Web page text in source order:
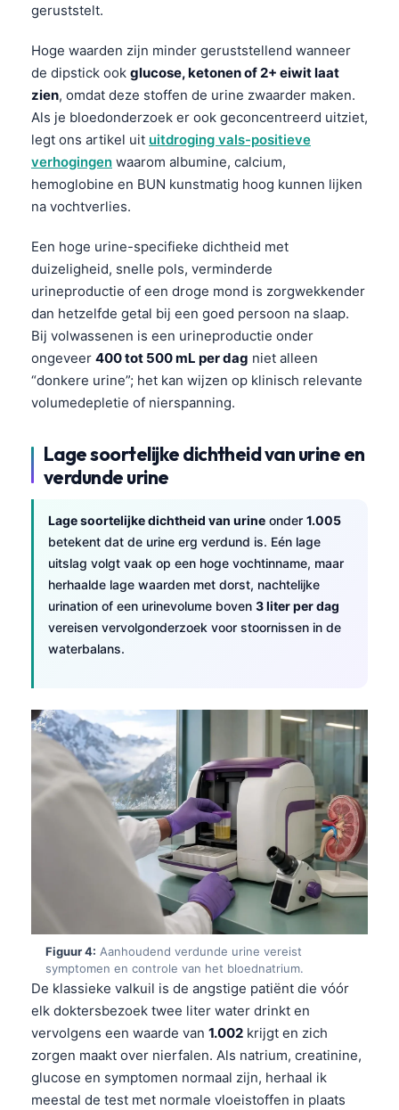
geruststelt.
Hoge waarden zijn minder geruststellend wanneer
de dipstick ook glucose, ketonen of 2+ eiwit laat
zien, omdat deze stoffen de urine zwaarder maken.
Als je bloedonderzoek er ook geconcentreerd uitziet,
legt ons artikel uit uitdroging vals-positieve
verhogingen waarom albumine, calcium,
hemoglobine en BUN kunstmatig hoog kunnen lijken
na vochtverlies.
Een hoge urine-specifieke dichtheid met
duizeligheid, snelle pols, verminderde
urineproductie of een droge mond is zorgwekkender
dan hetzelfde getal bij een goed persoon na slaap.
Bij volwassenen is een urineproductie onder
ongeveer 400 tot 500 mL per dag niet alleen
“donkere urine”; het kan wijzen op klinisch relevante
volumedepletie of nierspanning.
Lage soortelijke dichtheid van urine en
verdunde urine
Lage soortelijke dichtheid van urine onder 1.005
betekent dat de urine erg verdund is. Eén lage
uitslag volgt vaak op een hoge vochtinname, maar
herhaalde lage waarden met dorst, nachtelijke
urination of een urinevolume boven 3 liter per dag
vereisen vervolgonderzoek voor stoornissen in de
waterbalans.
Figuur 4: Aanhoudend verdunde urine vereist
symptomen en controle van het bloednatrium.
De klassieke valkuil is de angstige patiënt die vóór
elk doktersbezoek twee liter water drinkt en
vervolgens een waarde van 1.002 krijgt en zich
zorgen maakt over nierfalen. Als natrium, creatinine,
glucose en symptomen normaal zijn, herhaal ik
meestal de test met normale vloeistoffen in plaats